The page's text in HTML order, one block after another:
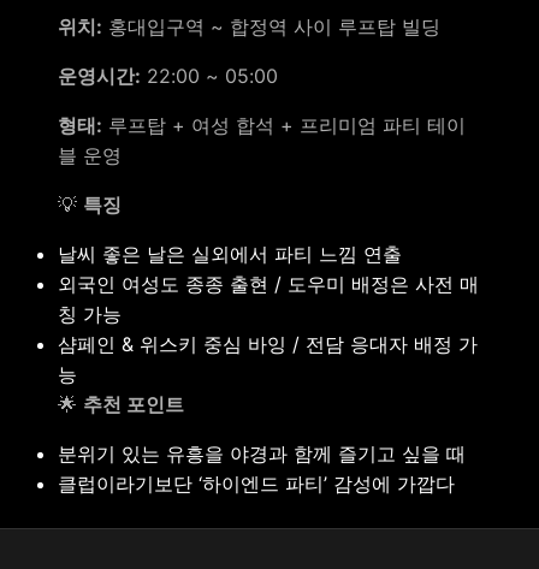
위치: 홍대입구역 ~ 합정역 사이 루프탑 빌딩
운영시간: 22:00 ~ 05:00
형태: 루프탑 + 여성 합석 + 프리미엄 파티 테이
블 운영
💡 특징
날씨 좋은 날은 실외에서 파티 느낌 연출
외국인 여성도 종종 출현 / 도우미 배정은 사전 매
칭 가능
샴페인 & 위스키 중심 바잉 / 전담 응대자 배정 가
능
🌟 추천 포인트
분위기 있는 유흥을 야경과 함께 즐기고 싶을 때
클럽이라기보단 ‘하이엔드 파티’ 감성에 가깝다